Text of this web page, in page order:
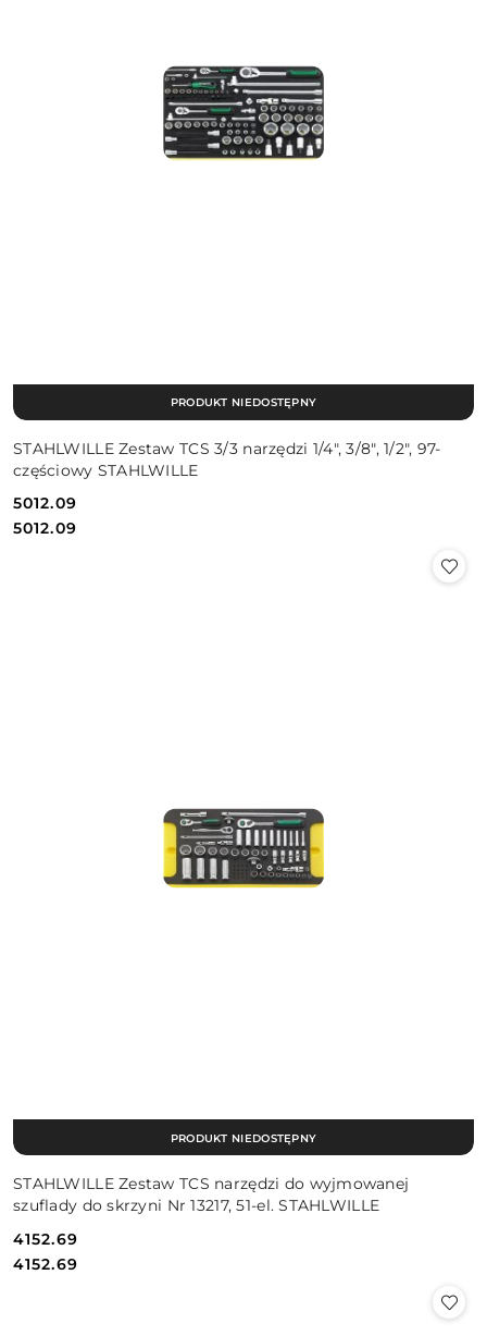
STAHLWILLE Zestaw TCS 3/3 narzędzi 1/4", 3/8", 1/2", 97-
częściowy STAHLWILLE
Cena:
5012.09
Cena:
5012.09
PRODUKT NIEDOSTĘPNY
STAHLWILLE Zestaw TCS narzędzi do wyjmowanej
szuflady do skrzyni Nr 13217, 51-el. STAHLWILLE
Cena:
4152.69
Cena:
4152.69
PRODUKT NIEDOSTĘPNY